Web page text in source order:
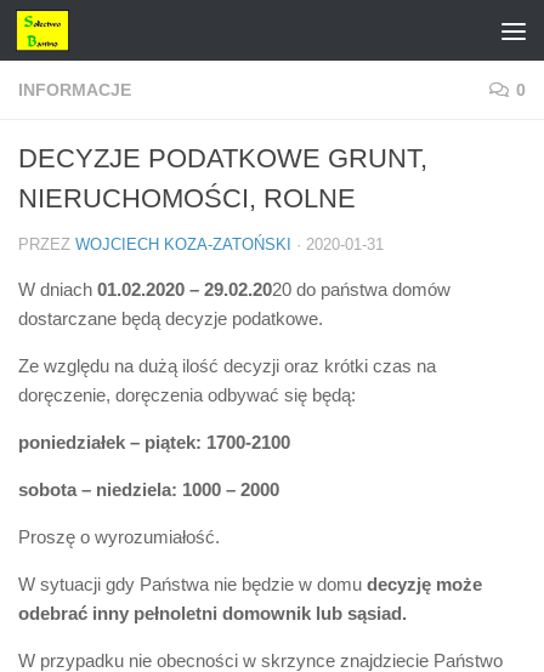
Przejdź do treści
INFORMACJE 0
DECYZJE PODATKOWE GRUNT,
NIERUCHOMOŚCI, ROLNE
PRZEZ WOJCIECH KOZA-ZATOŃSKI · 2020-01-31
W dniach 01.02.2020 – 29.02.2020 do państwa domów
dostarczane będą decyzje podatkowe.
Ze względu na dużą ilość decyzji oraz krótki czas na
doręczenie, doręczenia odbywać się będą:
poniedziałek – piątek: 1700-2100
sobota – niedziela: 1000 – 2000
Proszę o wyrozumiałość.
W sytuacji gdy Państwa nie będzie w domu decyzję może
odebrać inny pełnoletni domownik lub sąsiad.
W przypadku nie obecności w skrzynce znajdziecie Państwo